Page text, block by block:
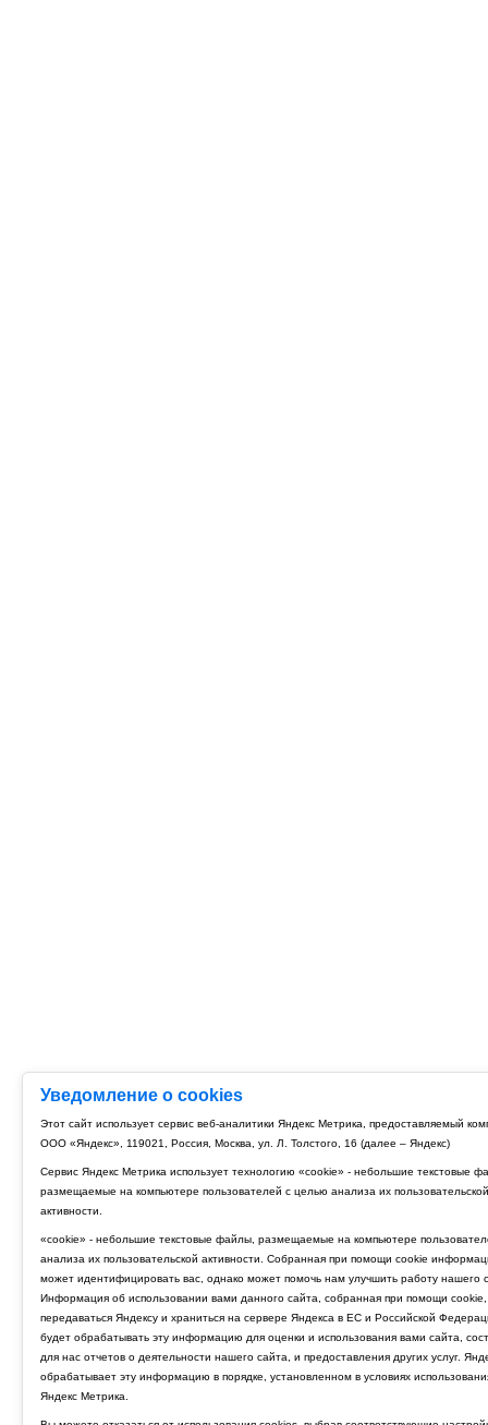
Уведомление о cookies
Этот сайт использует сервис веб-аналитики Яндекс Метрика, предоставляемый
ООО «Яндекс», 119021, Россия, Москва, ул. Л. Толстого, 16 (далее – Яндекс)
Сервис Яндекс Метрика использует технологию «cookie» - небольшие текстовые
размещаемые на компьютере пользователей с целью анализа их пользовательской
активности.
«cookie» - небольшие текстовые файлы, размещаемые на компьютере
анализа их пользовательской активности. Собранная при помощи cookie
может идентифицировать вас, однако может помочь нам улучшить работу нашего
Информация об использовании вами данного сайта, собранная при помощи cookie,
передаваться Яндексу и храниться на сервере Яндекса в ЕС и Российской
будет обрабатывать эту информацию для оценки и использования вами сайта,
для нас отчетов о деятельности нашего сайта, и предоставления других услуг.
обрабатывает эту информацию в порядке, установленном в условиях
Яндекс Метрика.